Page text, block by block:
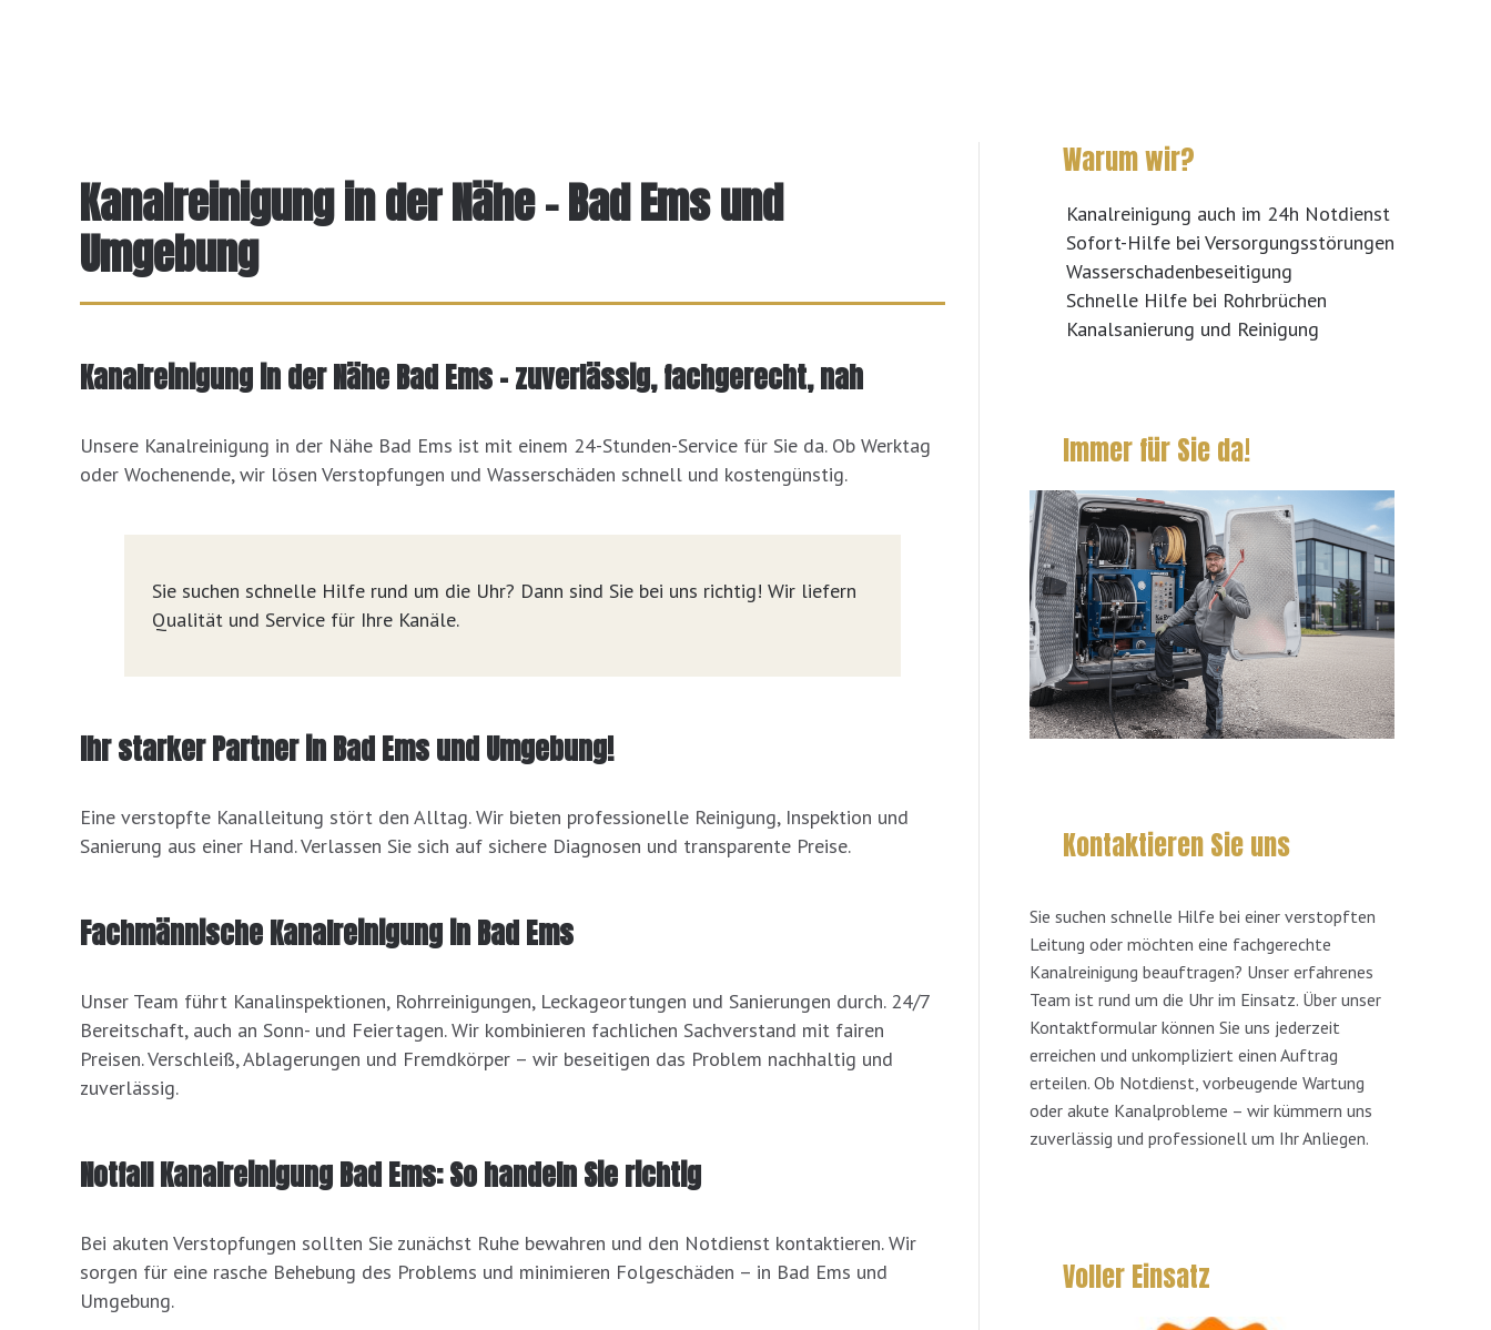
Kanalreinigung in der Nähe – Bad Ems und
Umgebung
Kanalreinigung in der Nähe Bad Ems – zuverlässig, fachgerecht, nah
Unsere Kanalreinigung in der Nähe Bad Ems ist mit einem 24-Stunden-Service für Sie da. Ob Werktag
oder Wochenende, wir lösen Verstopfungen und Wasserschäden schnell und kostengünstig.
Sie suchen schnelle Hilfe rund um die Uhr? Dann sind Sie bei uns richtig! Wir liefern
Qualität und Service für Ihre Kanäle.
Ihr starker Partner in Bad Ems und Umgebung!
Eine verstopfte Kanalleitung stört den Alltag. Wir bieten professionelle Reinigung, Inspektion und
Sanierung aus einer Hand. Verlassen Sie sich auf sichere Diagnosen und transparente Preise.
Fachmännische Kanalreinigung in Bad Ems
Unser Team führt Kanalinspektionen, Rohrreinigungen, Leckageortungen und Sanierungen durch. 24/7
Bereitschaft, auch an Sonn- und Feiertagen. Wir kombinieren fachlichen Sachverstand mit fairen
Preisen. Verschleiß, Ablagerungen und Fremdkörper – wir beseitigen das Problem nachhaltig und
zuverlässig.
Notfall Kanalreinigung Bad Ems: So handeln Sie richtig
Bei akuten Verstopfungen sollten Sie zunächst Ruhe bewahren und den Notdienst kontaktieren. Wir
sorgen für eine rasche Behebung des Problems und minimieren Folgeschäden – in Bad Ems und
Umgebung.
Warum wir?
Kanalreinigung auch im 24h Notdienst
Sofort-Hilfe bei Versorgungsstörungen
Wasserschadenbeseitigung
Schnelle Hilfe bei Rohrbrüchen
Kanalsanierung und Reinigung
Immer für Sie da!
Kontaktieren Sie uns
Sie suchen schnelle Hilfe bei einer verstopften
Leitung oder möchten eine fachgerechte
Kanalreinigung beauftragen? Unser erfahrenes
Team ist rund um die Uhr im Einsatz. Über unser
Kontaktformular können Sie uns jederzeit
erreichen und unkompliziert einen Auftrag
erteilen. Ob Notdienst, vorbeugende Wartung
oder akute Kanalprobleme – wir kümmern uns
zuverlässig und professionell um Ihr Anliegen.
Voller Einsatz